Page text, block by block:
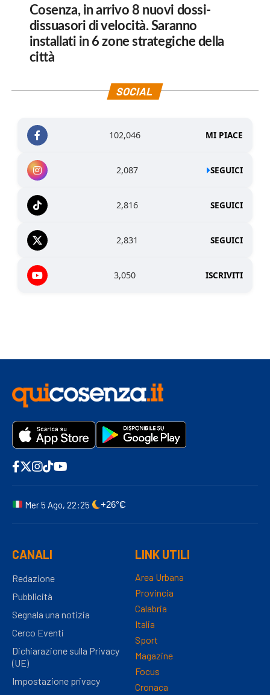
Cosenza, in arrivo 8 nuovi dossi-
dissuasori di velocità. Saranno
installati in 6 zone strategiche della
città
SOCIAL
102,046 MI PIACE
2,087 SEGUICI
2,816 SEGUICI
2,831 SEGUICI
3,050 ISCRIVITI
Mer 5 Ago, 22:25 +26°C
CANALI
Redazione
Pubblicità
Segnala una notizia
Cerco Eventi
Dichiarazione sulla Privacy
(UE)
Impostazione privacy
LINK UTILI
Area Urbana
Provincia
Calabria
Italia
Sport
Magazine
Focus
Cronaca